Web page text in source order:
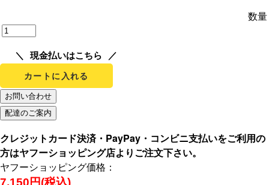
数量
現金払いはこちら
カートに入れる
クレジットカード決済・PayPay・コンビニ支払いをご利用の
方はヤフーショッピング店よりご注文下さい。
ヤフーショッピング価格：
7,150円(税込)